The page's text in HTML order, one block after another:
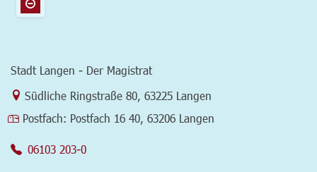
Stadt Langen - Der Magistrat
Link zur Google-Maps Navigation
Südliche Ringstraße 80 63225 Langen
Postfach: Postfach 16 40, 63206 Langen
06103 203-0